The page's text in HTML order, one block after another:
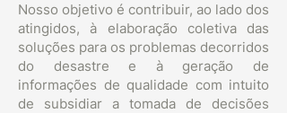
Nosso objetivo é contribuir, ao lado dos
atingidos, à elaboração coletiva das
soluções para os problemas decorridos
do desastre e à geração de
informações de qualidade com intuito
de subsidiar a tomada de decisões